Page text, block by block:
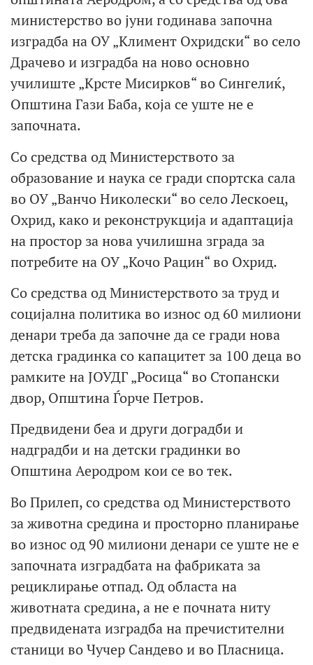
министерство во јуни годинава започна
изградба на ОУ „Климент Охридски“ во село
Драчево и изградба на ново основно
училиште „Крсте Мисирков“ во Сингелиќ,
Општина Гази Баба, која се уште не е
започната.
Со средства од Министерството за
образование и наука се гради спортска сала
во ОУ „Ванчо Николески“ во село Лескоец,
Охрид, како и реконструкција и адаптација
на простор за нова училишна зграда за
потребите на ОУ „Кочо Рацин“ во Охрид.
Со средства од Министерството за труд и
социјална политика во износ од 60 милиони
денари треба да започне да се гради нова
детска градинка со капацитет за 100 деца во
рамките на ЈОУДГ „Росица“ во Стопански
двор, Општина Ѓорче Петров.
Предвидени беа и други доградби и
надградби и на детски градинки во
Општина Аеродром кои се во тек.
Во Прилеп, со средства од Министерството
за животна средина и просторно планирање
во износ од 90 милиони денари се уште не е
започната изградбата на фабриката за
рециклирање отпад. Од областа на
животната средина, а не е почната ниту
предвидената изградба на пречистителни
станици во Чучер Сандево и во Пласница.